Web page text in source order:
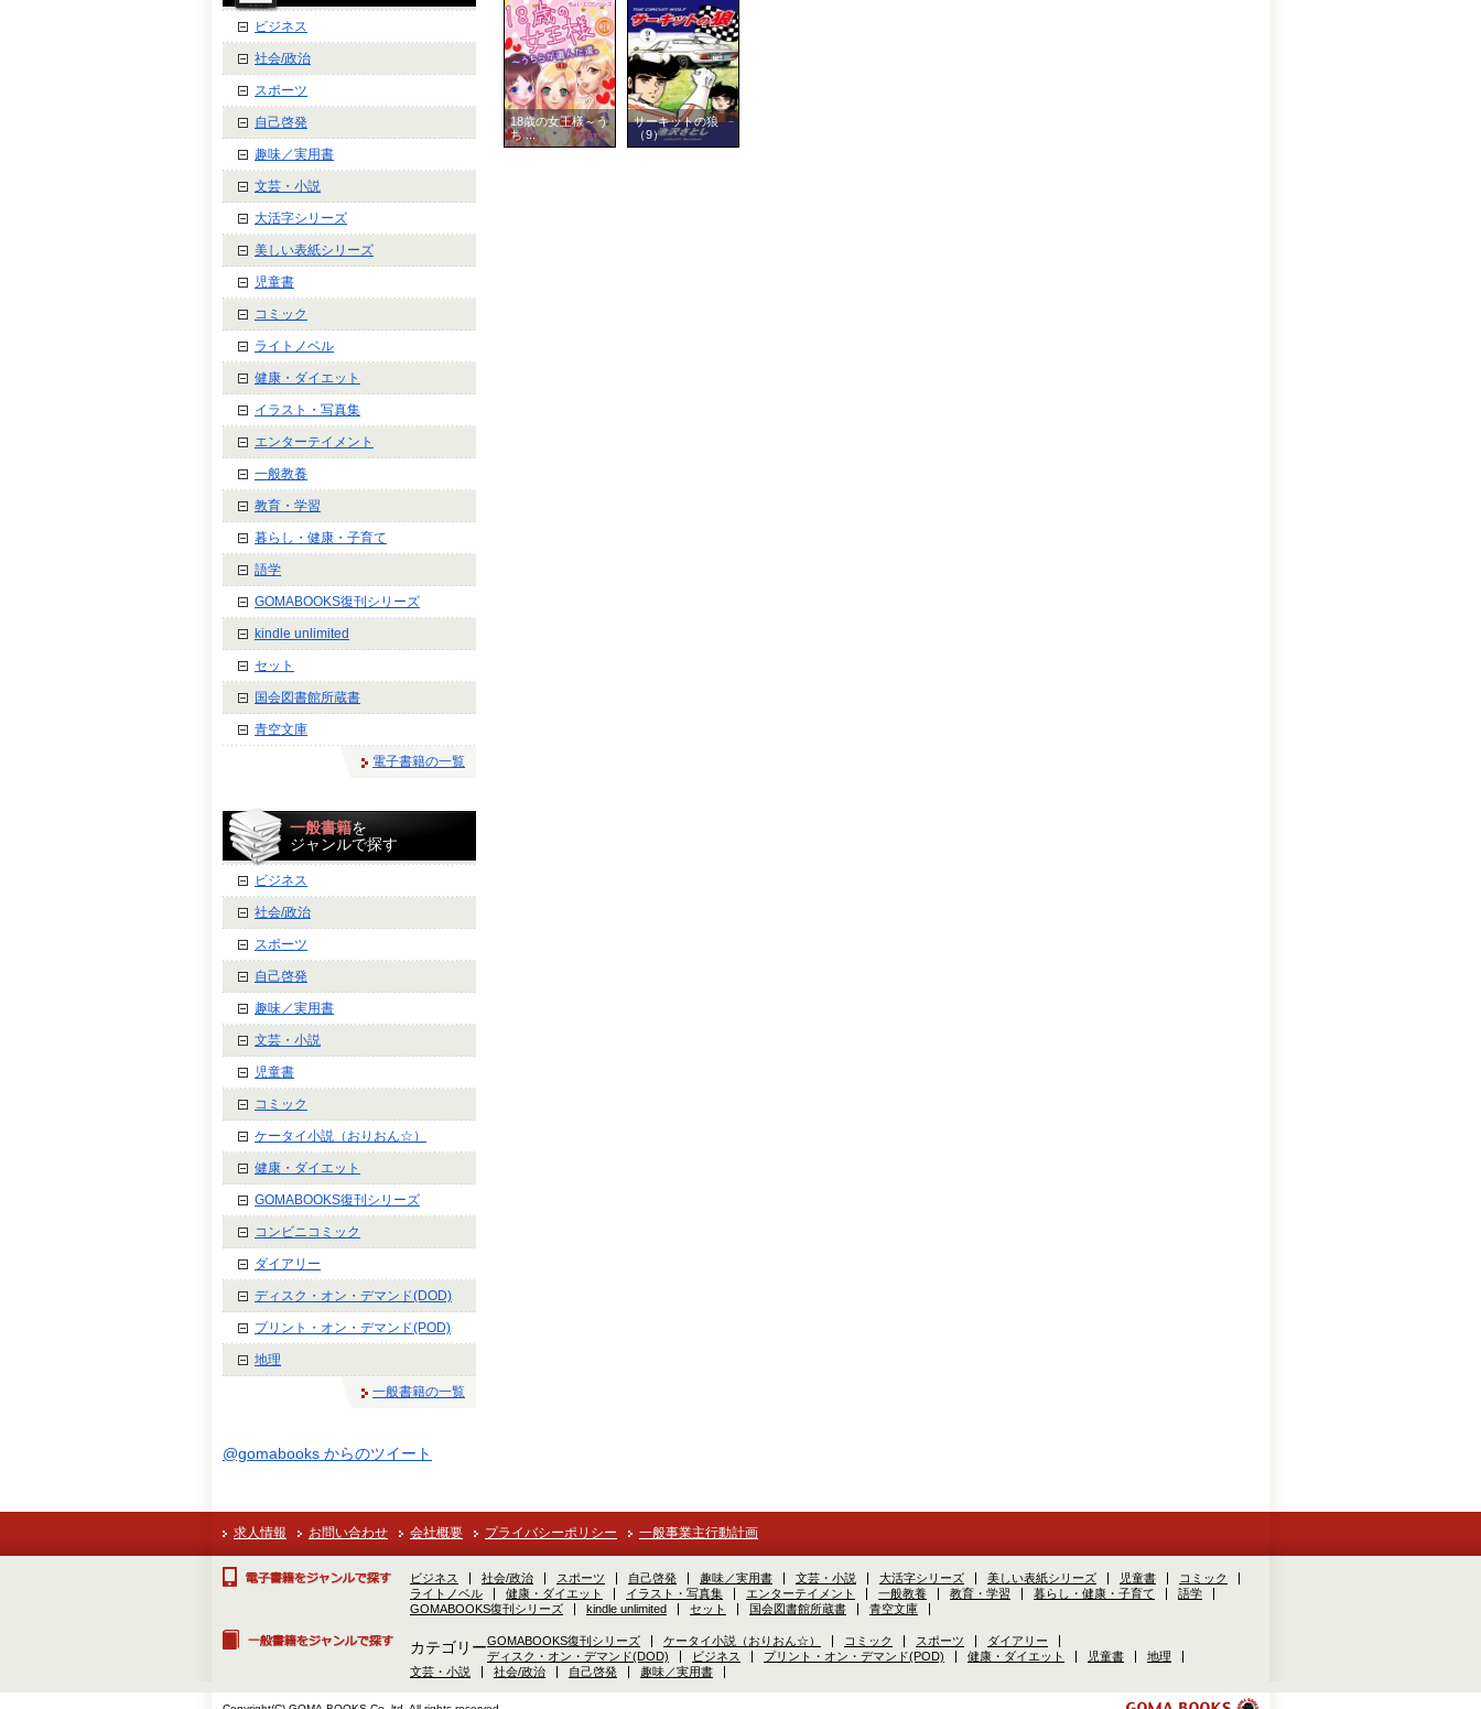
ビジネス
社会/政治
スポーツ
自己啓発
趣味／実用書
文芸・小説
大活字シリーズ
美しい表紙シリーズ
児童書
コミック
ライトノベル
健康・ダイエット
イラスト・写真集
エンターテイメント
一般教養
教育・学習
暮らし・健康・子育て
語学
GOMABOOKS復刊シリーズ
kindle unlimited
セット
国会図書館所蔵書
青空文庫
電子書籍の一覧
一般書籍を
ジャンルで探す
ビジネス
社会/政治
スポーツ
自己啓発
趣味／実用書
文芸・小説
児童書
コミック
ケータイ小説（おりおん☆）
健康・ダイエット
GOMABOOKS復刊シリーズ
コンビニコミック
ダイアリー
ディスク・オン・デマンド(DOD)
プリント・オン・デマンド(POD)
地理
一般書籍の一覧
@gomabooks からのツイート
18歳の女王様～う
ち ...
サーキットの狼
（9）
求人情報 お問い合わせ 会社概要 プライバシーポリシー 一般事業主行動計画
ビジネス 社会/政治 スポーツ 自己啓発 趣味／実用書 文芸・小説 大活字シリーズ 美しい表紙シリーズ 児童書
コミック
ライトノベル
健康・ダイエット イラスト・写真集 エンターテイメント 一般教養 教育・学習 暮らし・健康・子育て
語学
GOMABOOKS復刊シリーズ
kindle unlimited セット 国会図書館所蔵書 青空文庫
カテゴリーGOMABOOKS復刊シリーズ ケータイ小説（おりおん☆） コミック スポーツ
ダイアリー
ディスク・オン・デマンド(DOD)
ビジネス プリント・オン・デマンド(POD) 健康・ダイエット 児童書
地理
文芸・小説
社会/政治 自己啓発 趣味／実用書